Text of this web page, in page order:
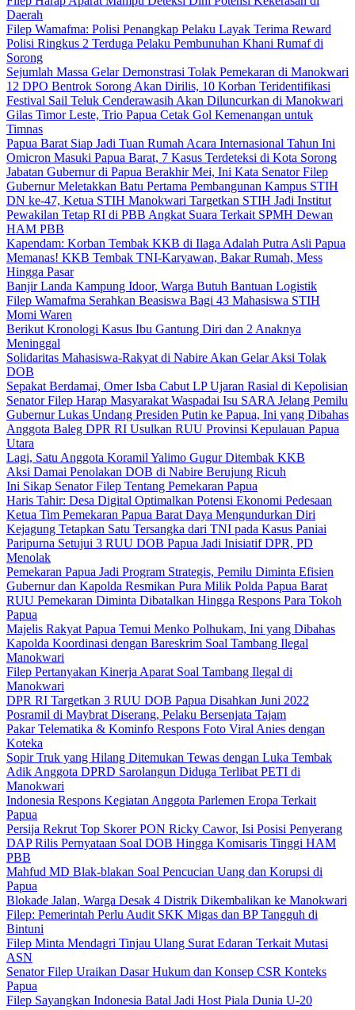
Daerah
Filep Wamafma: Polisi Penangkap Pelaku Layak Terima Reward
Polisi Ringkus 2 Terduga Pelaku Pembunuhan Khani Rumaf di
Sorong
Sejumlah Massa Gelar Demonstrasi Tolak Pemekaran di Manokwari
12 DPO Bentrok Sorong Akan Dirilis, 10 Korban Teridentifikasi
Festival Sail Teluk Cenderawasih Akan Diluncurkan di Manokwari
Gilas Timor Leste, Trio Papua Cetak Gol Kemenangan untuk
Timnas
Papua Barat Siap Jadi Tuan Rumah Acara Internasional Tahun Ini
Omicron Masuki Papua Barat, 7 Kasus Terdeteksi di Kota Sorong
Jabatan Gubernur di Papua Berakhir Mei, Ini Kata Senator Filep
Gubernur Meletakkan Batu Pertama Pembangunan Kampus STIH
DN ke-47, Ketua STIH Manokwari Targetkan STIH Jadi Institut
Pewakilan Tetap RI di PBB Angkat Suara Terkait SPMH Dewan
HAM PBB
Kapendam: Korban Tembak KKB di Ilaga Adalah Putra Asli Papua
Memanas! KKB Tembak TNI-Karyawan, Bakar Rumah, Mess
Hingga Pasar
Banjir Landa Kampung Idoor, Warga Butuh Bantuan Logistik
Filep Wamafma Serahkan Beasiswa Bagi 43 Mahasiswa STIH
Momi Waren
Berikut Kronologi Kasus Ibu Gantung Diri dan 2 Anaknya
Meninggal
Solidaritas Mahasiswa-Rakyat di Nabire Akan Gelar Aksi Tolak
DOB
Sepakat Berdamai, Omer Isba Cabut LP Ujaran Rasial di Kepolisian
Senator Filep Harap Masyarakat Waspadai Isu SARA Jelang Pemilu
Gubernur Lukas Undang Presiden Putin ke Papua, Ini yang Dibahas
Anggota Baleg DPR RI Usulkan RUU Provinsi Kepulauan Papua
Utara
Lagi, Satu Anggota Koramil Yalimo Gugur Ditembak KKB
Aksi Damai Penolakan DOB di Nabire Berujung Ricuh
Ini Sikap Senator Filep Tentang Pemekaran Papua
Haris Tahir: Desa Digital Optimalkan Potensi Ekonomi Pedesaan
Ketua Tim Pemekaran Papua Barat Daya Mengundurkan Diri
Kejagung Tetapkan Satu Tersangka dari TNI pada Kasus Paniai
Paripurna Setujui 3 RUU DOB Papua Jadi Inisiatif DPR, PD
Menolak
Pemekaran Papua Jadi Program Strategis, Pemilu Diminta Efisien
Gubernur dan Kapolda Resmikan Pura Milik Polda Papua Barat
RUU Pemekaran Diminta Dibatalkan Hingga Respons Para Tokoh
Papua
Majelis Rakyat Papua Temui Menko Polhukam, Ini yang Dibahas
Kapolda Koordinasi dengan Bareskrim Soal Tambang Ilegal
Manokwari
Filep Pertanyakan Kinerja Aparat Soal Tambang Ilegal di
Manokwari
DPR RI Targetkan 3 RUU DOB Papua Disahkan Juni 2022
Posramil di Maybrat Diserang, Pelaku Bersenjata Tajam
Pakar Telematika & Kominfo Respons Foto Viral Anies dengan
Koteka
Sopir Truk yang Hilang Ditemukan Tewas dengan Luka Tembak
Adik Anggota DPRD Sarolangun Diduga Terlibat PETI di
Manokwari
Indonesia Respons Kegiatan Anggota Parlemen Eropa Terkait
Papua
Persija Rekrut Top Skorer PON Ricky Cawor, Isi Posisi Penyerang
DAP Rilis Pernyataan Soal DOB Hingga Komisaris Tinggi HAM
PBB
Mahfud MD Blak-blakan Soal Pencucian Uang dan Korupsi di
Papua
Blokade Jalan, Warga Desak 4 Distrik Dikembalikan ke Manokwari
Filep: Pemerintah Perlu Audit SKK Migas dan BP Tangguh di
Bintuni
Filep Minta Mendagri Tinjau Ulang Surat Edaran Terkait Mutasi
ASN
Senator Filep Uraikan Dasar Hukum dan Konsep CSR Konteks
Papua
Filep Sayangkan Indonesia Batal Jadi Host Piala Dunia U-20